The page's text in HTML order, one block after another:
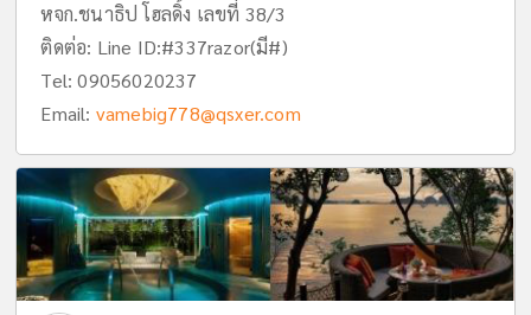
หจก.ชนาธิป โฮลดิ้ง เลขที่ 38/3
ติดต่อ: Line ID:#337razor(มี#)
Tel:09056020237
Email: vamebig778@qsxer.com